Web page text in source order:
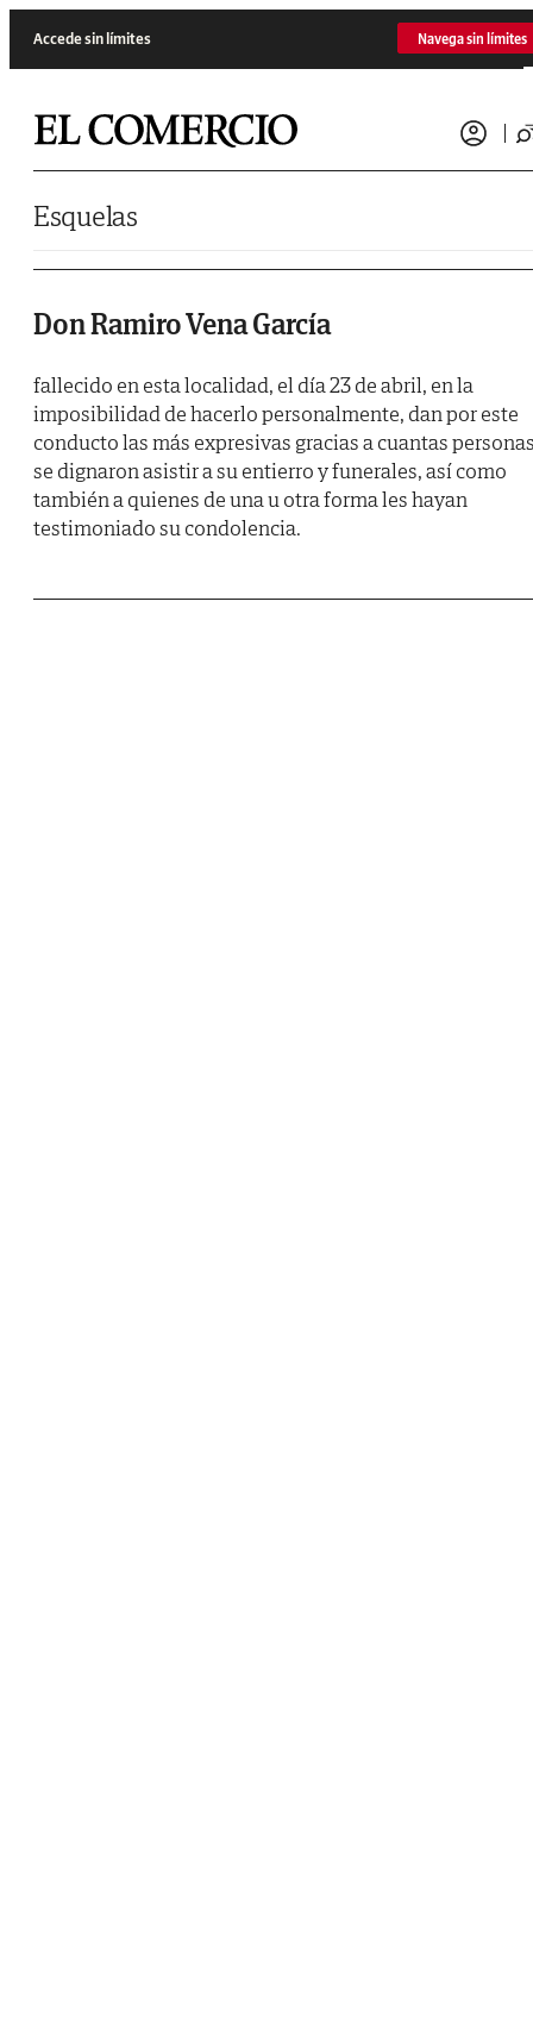
Accede sin límites Navega sin límites
Esquelas
Don Ramiro Vena García
fallecido en esta localidad, el día 23 de abril, en la
imposibilidad de hacerlo personalmente, dan por este
conducto las más expresivas gracias a cuantas
se dignaron asistir a su entierro y funerales, así como
también a quienes de una u otra forma les hayan
testimoniado su condolencia.